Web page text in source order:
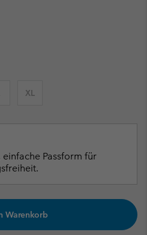
XL
einfache Passform für
Warenkorb